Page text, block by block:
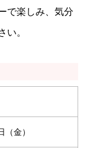
で楽しみ、気分
。
金）